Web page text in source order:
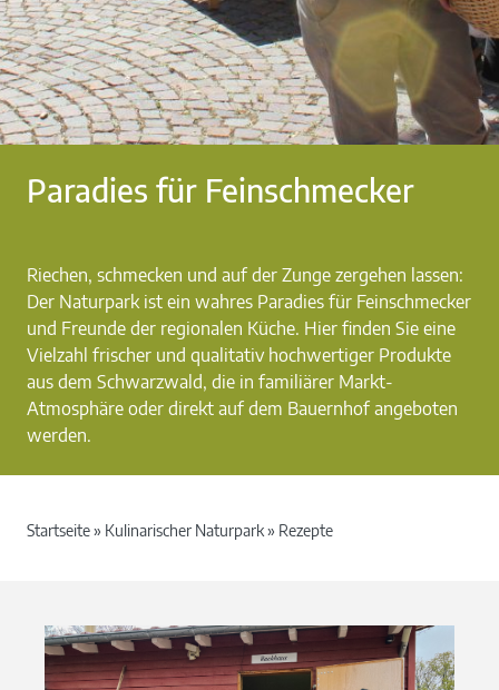
Paradies für Feinschmecker
Riechen, schmecken und auf der Zunge zergehen lassen:
Der Naturpark ist ein wahres Paradies für Feinschmecker
und Freunde der regionalen Küche. Hier finden Sie eine
Vielzahl frischer und qualitativ hochwertiger Produkte
aus dem Schwarzwald, die in familiärer Markt-
Atmosphäre oder direkt auf dem Bauernhof angeboten
werden.
Startseite» Kulinarischer Naturpark» Rezepte